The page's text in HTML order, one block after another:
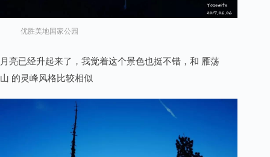
优胜美地国家公园
月亮已经升起来了，我觉着这个景色也挺不错，和 雁荡
山 的灵峰风格比较相似